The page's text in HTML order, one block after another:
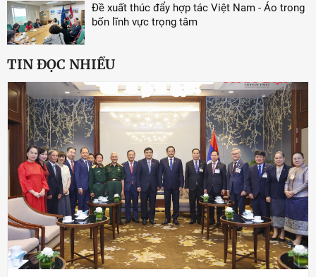
Đề xuất thúc đẩy hợp tác Việt Nam - Áo trong
bốn lĩnh vực trọng tâm
TIN ĐỌC NHIỀU